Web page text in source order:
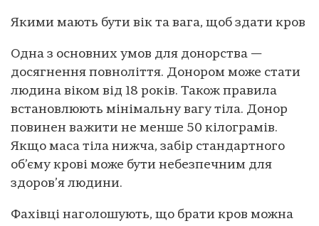
Якими мають бути вік та вага, щоб здати кров
Одна з основних умов для донорства —
досягнення повноліття. Донором може стати
людина віком від 18 років. Також правила
встановлюють мінімальну вагу тіла. Донор
повинен важити не менше 50 кілограмів.
Якщо маса тіла нижча, забір стандартного
об’єму крові може бути небезпечним для
здоров’я людини.
Фахівці наголошують, що брати кров можна